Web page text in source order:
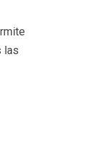
las